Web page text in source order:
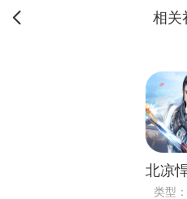
相关
北凉
类型